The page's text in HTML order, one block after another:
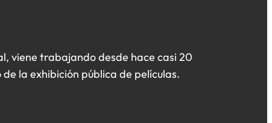
viene trabajando desde hace casi 20
la exhibición pública de películas.